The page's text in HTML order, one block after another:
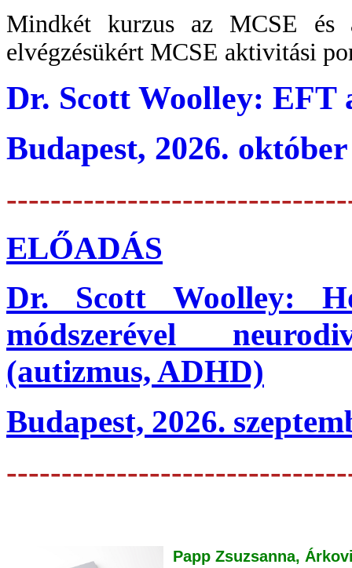
Mindkét kurzus az MCSE és
elvégzésükért MCSE aktivitási
Dr. Scott Woolley: EFT
Budapest, 2026.
ELŐADÁS
Dr. Scott Woolley:
módszerével
(autizmus, ADHD)
Budapest, 2026.
Papp Zsuzsanna,